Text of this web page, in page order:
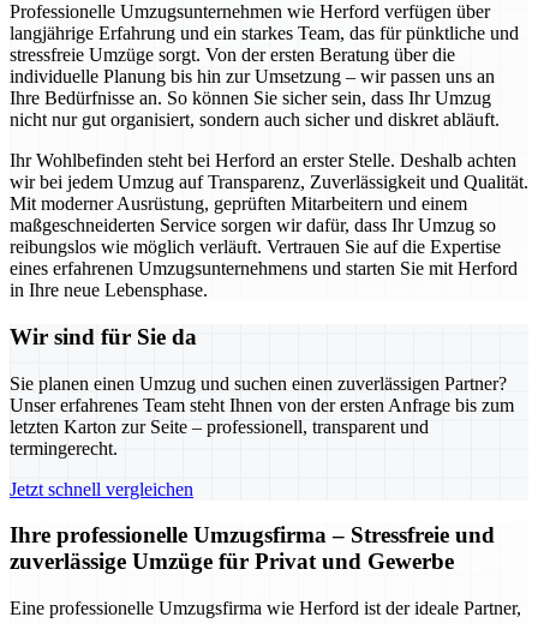
Professionelle Umzugsunternehmen wie Herford verfügen über
langjährige Erfahrung und ein starkes Team, das für pünktliche und
stressfreie Umzüge sorgt. Von der ersten Beratung über die
individuelle Planung bis hin zur Umsetzung – wir passen uns an
Ihre Bedürfnisse an. So können Sie sicher sein, dass Ihr Umzug
nicht nur gut organisiert, sondern auch sicher und diskret abläuft.
Ihr Wohlbefinden steht bei Herford an erster Stelle. Deshalb achten
wir bei jedem Umzug auf Transparenz, Zuverlässigkeit und Qualität.
Mit moderner Ausrüstung, geprüften Mitarbeitern und einem
maßgeschneiderten Service sorgen wir dafür, dass Ihr Umzug so
reibungslos wie möglich verläuft. Vertrauen Sie auf die Expertise
eines erfahrenen Umzugsunternehmens und starten Sie mit Herford
in Ihre neue Lebensphase.
Wir sind für Sie da
Sie planen einen Umzug und suchen einen zuverlässigen Partner?
Unser erfahrenes Team steht Ihnen von der ersten Anfrage bis zum
letzten Karton zur Seite – professionell, transparent und
termingerecht.
Jetzt schnell vergleichen
Ihre professionelle Umzugsfirma – Stressfreie und
zuverlässige Umzüge für Privat und Gewerbe
Eine professionelle Umzugsfirma wie Herford ist der ideale Partner,